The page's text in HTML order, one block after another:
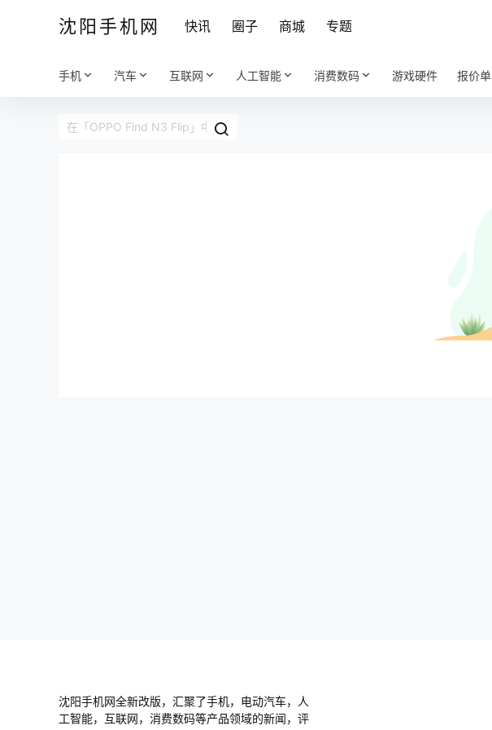
沈阳手机网 快讯 圈子 商城 专题
手机 汽车 互联网 人工智能 消费数码 游戏硬件 报价单
沈阳手机网全新改版，汇聚了手机，电动汽车，人
工智能，互联网，消费数码等产品领域的新闻，评